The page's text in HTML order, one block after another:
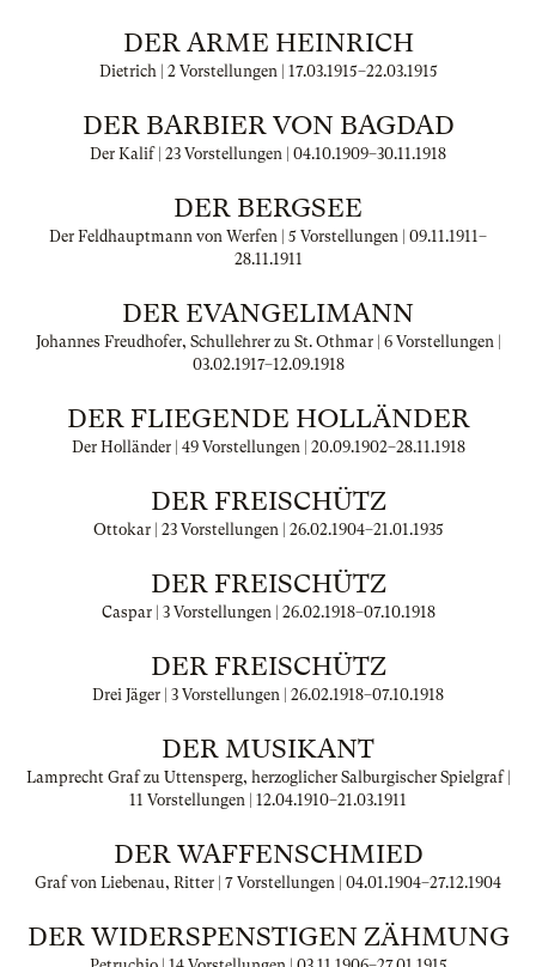
DER ARME HEINRICH
Dietrich | 2 Vorstellungen | 17.03.1915–22.03.1915
DER BARBIER VON BAGDAD
Der Kalif | 23 Vorstellungen | 04.10.1909–30.11.1918
DER BERGSEE
Der Feldhauptmann von Werfen | 5 Vorstellungen | 09.11.1911–
28.11.1911
DER EVANGELIMANN
Johannes Freudhofer, Schullehrer zu St. Othmar | 6 Vorstellungen |
03.02.1917–12.09.1918
DER FLIEGENDE HOLLÄNDER
Der Holländer | 49 Vorstellungen | 20.09.1902–28.11.1918
DER FREISCHÜTZ
Ottokar | 23 Vorstellungen | 26.02.1904–21.01.1935
DER FREISCHÜTZ
Caspar | 3 Vorstellungen | 26.02.1918–07.10.1918
DER FREISCHÜTZ
Drei Jäger | 3 Vorstellungen | 26.02.1918–07.10.1918
DER MUSIKANT
Lamprecht Graf zu Uttensperg, herzoglicher Salburgischer Spielgraf |
11 Vorstellungen | 12.04.1910–21.03.1911
DER WAFFENSCHMIED
Graf von Liebenau, Ritter | 7 Vorstellungen | 04.01.1904–27.12.1904
DER WIDERSPENSTIGEN ZÄHMUNG